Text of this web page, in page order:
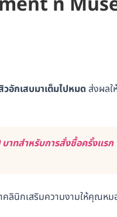
อักเสบมาเต็มไปหมด ส่งผลใ
าทสำหรับการสั่งซื้อครั้งแรก
คลินิกเสริมความงามให้คุณหม